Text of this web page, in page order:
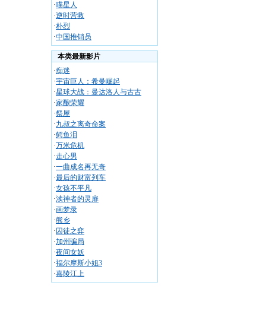
·喵星人
·逆时营救
·朴烈
·中国推销员
本类最新影片
·痴迷
·宇宙巨人：希曼崛起
·星球大战：曼达洛人与古古
·家酿荣耀
·祭屋
·九叔之离奇命案
·鳄鱼泪
·万米危机
·走心男
·一曲成名再无奇
·最后的财富列车
·女孩不平凡
·渎神者的灵扉
·画梦录
·熊乡
· 囚徒之弈
·加州骗局
·夜间女妖
·福尔摩斯小姐3
·嘉陵江上